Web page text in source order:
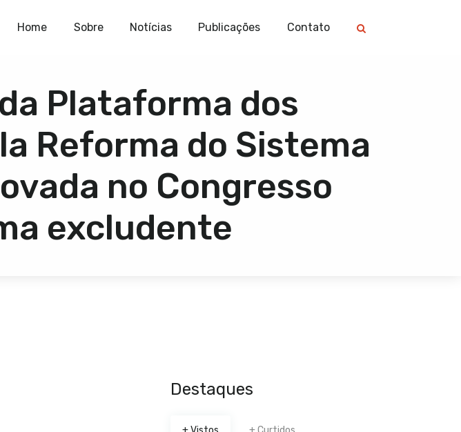
Home Sobre Notícias Publicações Contato
Plataforma dos
Reforma do Sistema
no Congresso
excludente
Destaques